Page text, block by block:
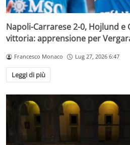
Napoli-Carrarese 2-0, Hojlund e
vittoria: apprensione per
Francesco Monaco Lug 27, 2026 6:47
Leggi di più